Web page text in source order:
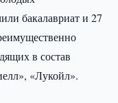
бакалавриат и 27
в состав
«Лукойл».